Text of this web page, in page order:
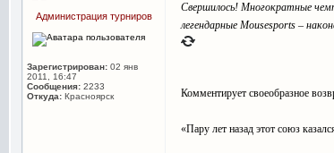
Администрация турниров
Зарегистрирован: 02 янв
2011, 16:47
Сообщения: 2233
Откуда: Красноярск
Свершилось! Многократные
легендарные Mousesports –
Комментирует своеобразное
«Пару лет назад этот союз